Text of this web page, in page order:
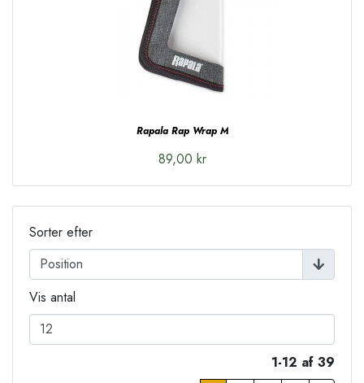
Rapala Rap Wrap M
89,00 kr
Sorter efter
Vis antal
1-12 af 39